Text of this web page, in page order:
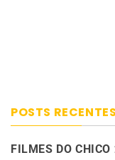
POSTS RECENTES
FILMES DO